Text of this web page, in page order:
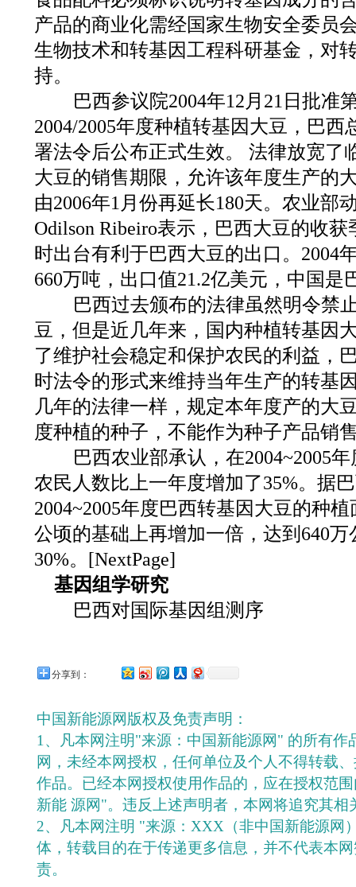
产品的商业化需经国家生物安全委员
生物技术和转基因工程科研基金，对
持。
巴西参议院2004年12月21日批准
2004/2005年度种植转基因大豆，巴西
署法令后公布正式生效。 法律放宽了
大豆的销售期限，允许该年度生产的
由2006年1月份再延长180天。农业部
Odilson Ribeiro表示，巴西大豆的收
时出台有利于巴西大豆的出口。2004
660万吨，出口值21.2亿美元，中国是
巴西过去颁布的法律虽然明令禁
豆，但是近几年来，国内种植转基因
了维护社会稳定和保护农民的利益，
时法令的形式来维持当年生产的转基
几年的法律一样，规定本年度产的大
度种植的种子，不能作为种子产品销
巴西农业部承认，在2004~2005
农民人数比上一年度增加了35%。据
2004~2005年度巴西转基因大豆的种
公顷的基础上再增加一倍，达到640
30%。[NextPage]
基因组学研究
巴西对国际基因组测序
分享到：
中国新能源网版权及免责声明：
1、凡本网注明"来源：中国新能源网" 的所有作
网，未经本网授权，任何单位及个人不得转载
作品。已经本网授权使用作品的，应在授权范
新能 源网"。违反上述声明者，本网将追究其相
2、凡本网注明 "来源：XXX（非中国新能源网
体，转载目的在于传递更多信息，并不代表本
责。